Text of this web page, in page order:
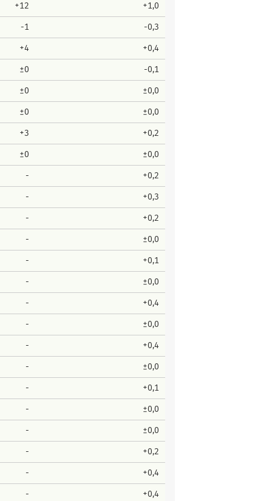
+12 +1,0
-1 -0,3
+4 +0,4
±0 -0,1
±0 ±0,0
±0 ±0,0
+3 +0,2
±0 ±0,0
- +0,2
- +0,3
- +0,2
- ±0,0
- +0,1
- ±0,0
- +0,4
- ±0,0
- +0,4
- ±0,0
- +0,1
- ±0,0
- ±0,0
- +0,2
- +0,4
- +0,4